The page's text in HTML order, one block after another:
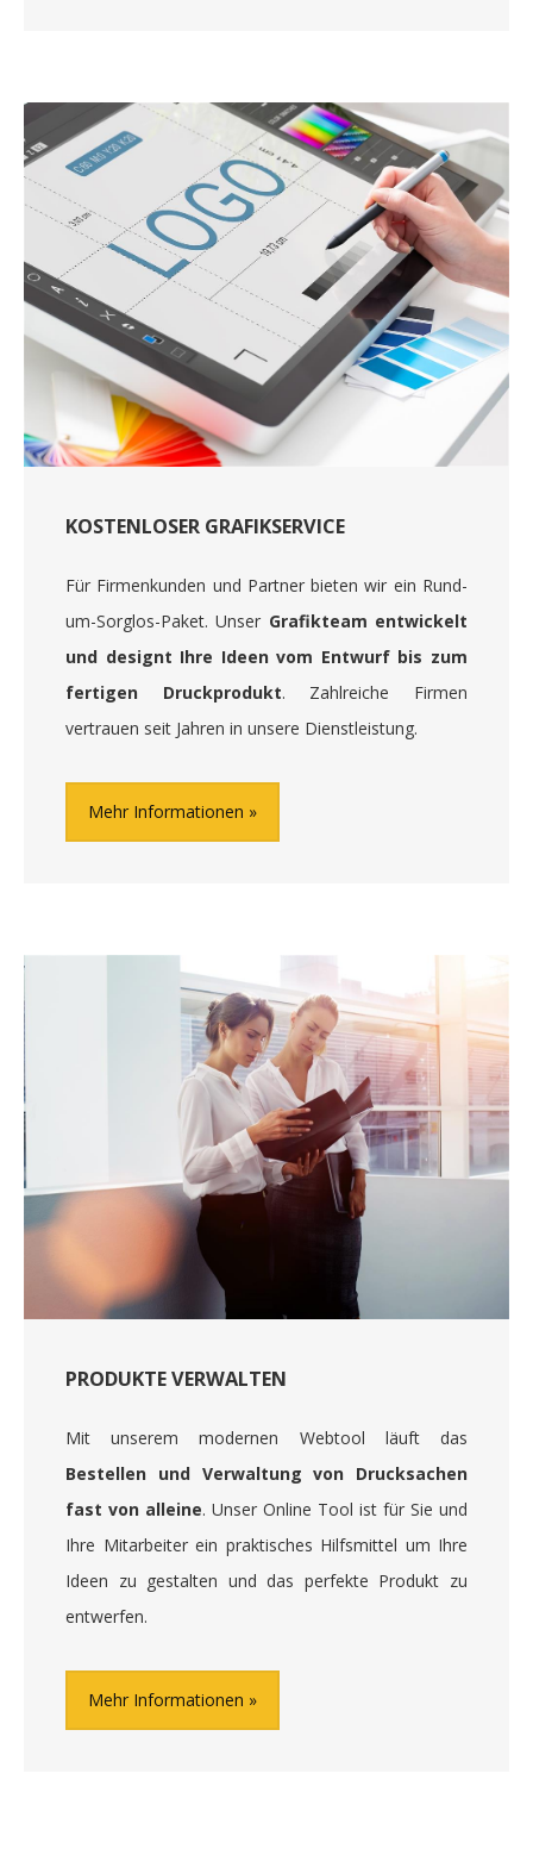
KOSTENLOSER GRAFIKSERVICE
Für Firmenkunden und Partner bieten wir ein Rund-
um-Sorglos-Paket. Unser Grafikteam entwickelt
und designt Ihre Ideen vom Entwurf bis zum
fertigen Druckprodukt. Zahlreiche Firmen
vertrauen seit Jahren in unsere Dienstleistung.
Mehr Informationen
PRODUKTE VERWALTEN
Mit unserem modernen Webtool läuft das
Bestellen und Verwaltung von Drucksachen
fast von alleine. Unser Online Tool ist für Sie und
Ihre Mitarbeiter ein praktisches Hilfsmittel um Ihre
Ideen zu gestalten und das perfekte Produkt zu
entwerfen.
Mehr Informationen